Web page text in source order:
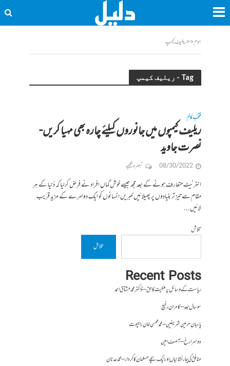
ہوم<<ریلیف کیمپ
Tag - ریلیف کیمپ
منتخب کالم
ریلیف کیمپوں میں جانوروں کیلئے چارہ بھی مہیا کریں-
نصرت جاوید
08/30/2022 تبصرہ لکھیے
انٹرنیٹ متعارف ہونے کے بعد مجھ جیسے خوش گماں افراد نے فرض کرلیا کہ دُنیا کے ہر
مقام سے تیز تر بنیادوں پر پھیلائیں خبریں انسانوں کو ایک دوسرے کے مزید قریب
لائیں...
تلاش
تلاش
Recent Posts
ریاست کے وسائل پر ملکیت کا حق – ڈاکٹر محمد مشتاق احمد
سو سال بعد – کامران رفیع
پاسبانِ حرمین شریفین – محمد محسن خان راجپوت
دوسرا رخ – آصف امین
منافق کی چار نشانیاں اور ایک سچے مسلمان کا کردار – محمد عدنان